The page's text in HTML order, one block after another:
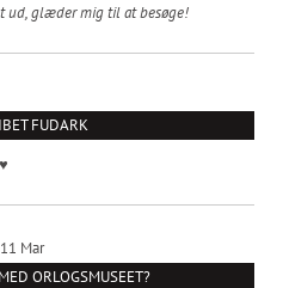
ud, glæder mig til at besøge!
FUDARK
Mar
ORLOGSMUSEET?